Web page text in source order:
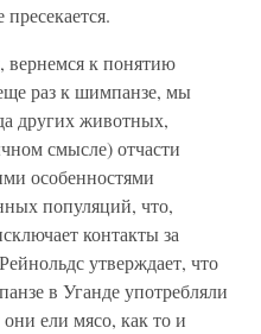
вернемся к понятию
раз к шимпанзе, мы
других животных,
смысле) отчасти
особенностями
популяций, что,
контакты за
утверждает, что
в Уганде употребляли
ели мясо, как то и